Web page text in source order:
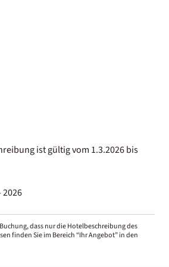
ist gültig vom 1.3.2026 bis
2026
dass nur die Hotelbeschreibung des
finden Sie im Bereich “Ihr Angebot” in den